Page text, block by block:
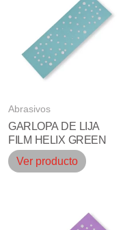
Abrasivos
GARLOPA DE LIJA
FILM HELIX GREEN
Ver producto